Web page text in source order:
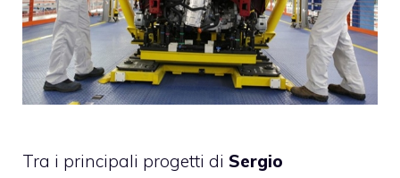
Tra i principali progetti di Sergio